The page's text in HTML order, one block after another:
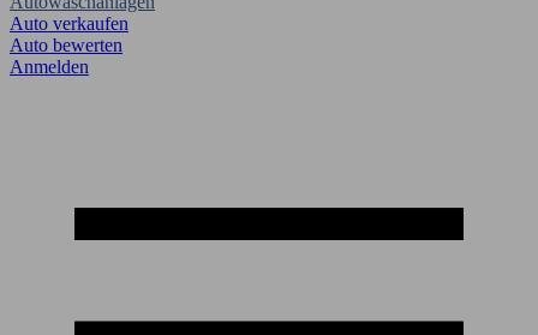
Auto verkaufen
Auto bewerten
Anmelden